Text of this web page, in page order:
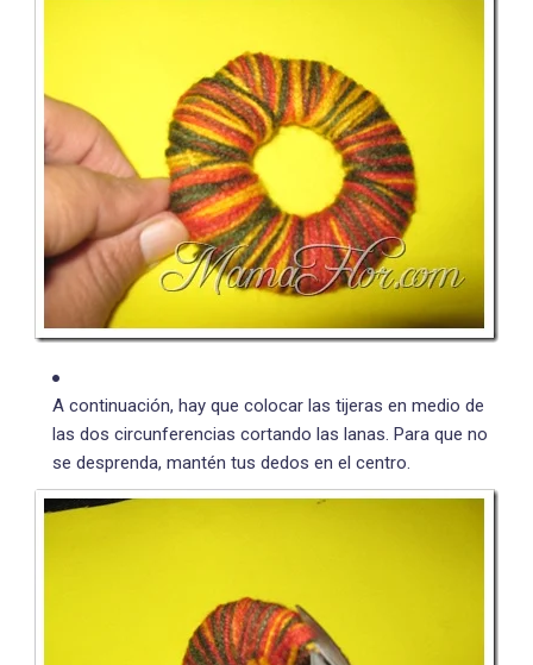
A continuación, hay que colocar las tijeras en medio de
las dos circunferencias cortando las lanas. Para que no
se desprenda, mantén tus dedos en el centro.